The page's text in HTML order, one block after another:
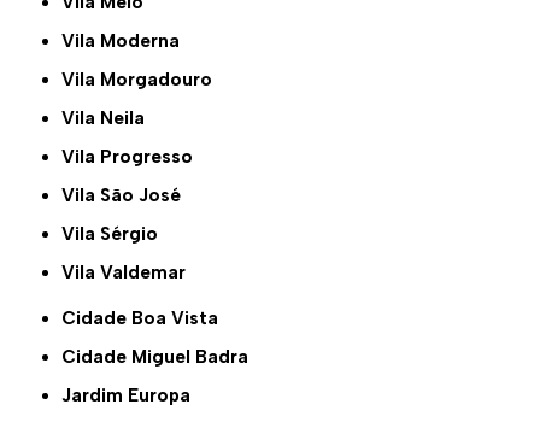
Vila Moderna
Vila Morgadouro
Vila Neila
Vila Progresso
Vila São José
Vila Sérgio
Vila Valdemar
Cidade Boa Vista
Cidade Miguel Badra
Jardim Europa